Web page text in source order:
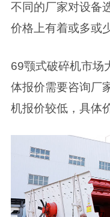
不同的厂家对设备
价格上有着或多或
69颚式破碎机市场
体报价需要咨询厂
机报价较低，具体